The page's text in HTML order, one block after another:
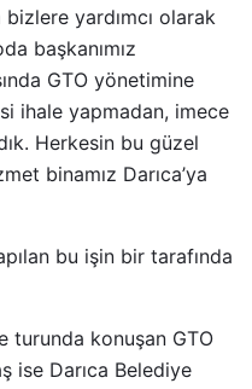
yardımcı olarak
başkanımız
GTO yönetimine
ihale yapmadan, imece
Herkesin bu güzel
binamız Darıca’ya
bu işin bir tarafında
turunda konuşan GTO
ise Darıca Belediye